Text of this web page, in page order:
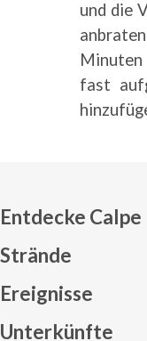
und die
Minuten
fast
Entdecke Calpe
Strände
Ereignisse
Unterkünfte